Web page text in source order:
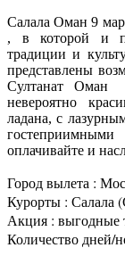
Салала Оман 9
, в которой и по
традиции и
представлены
Султанат Оман
невероятно
ладана, с
оплачивайте и
Город вылета :
Курорты : Салала
Акция : выгодные
Количество дней/